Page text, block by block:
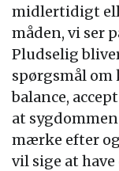
midlertidigt
måden, vi ser
Pludselig
spørgsmål om
balance,
at
mærke efter
vil sige at